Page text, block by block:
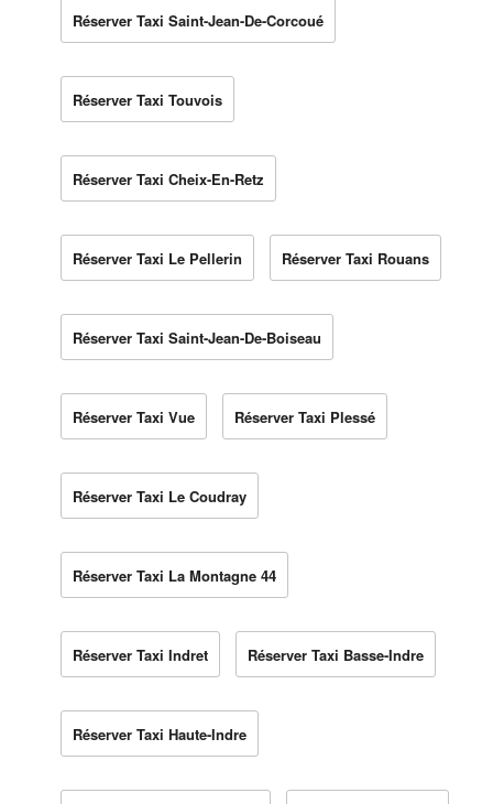
Réserver Taxi Saint-Jean-De-Corcoué
Réserver Taxi Touvois
Réserver Taxi Cheix-En-Retz
Réserver Taxi Le Pellerin Réserver Taxi Rouans
Réserver Taxi Saint-Jean-De-Boiseau
Réserver Taxi Vue Réserver Taxi Plessé
Réserver Taxi Le Coudray
Réserver Taxi La Montagne 44
Réserver Taxi Indret Réserver Taxi Basse-Indre
Réserver Taxi Haute-Indre